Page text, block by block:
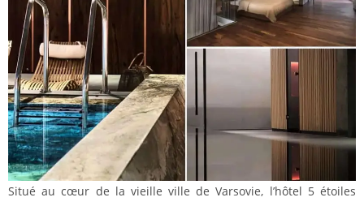
Situé au cœur de la vieille ville de Varsovie, l’hôtel 5 étoiles